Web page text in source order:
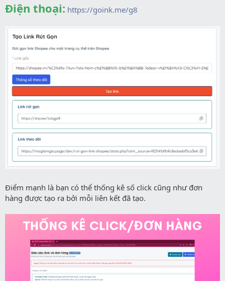
Điện thoại: https://goink.me/g8
Điểm mạnh là bạn có thể thống kê số click cũng như đơn
hàng được tạo ra bởi mỗi liên kết đã tạo.